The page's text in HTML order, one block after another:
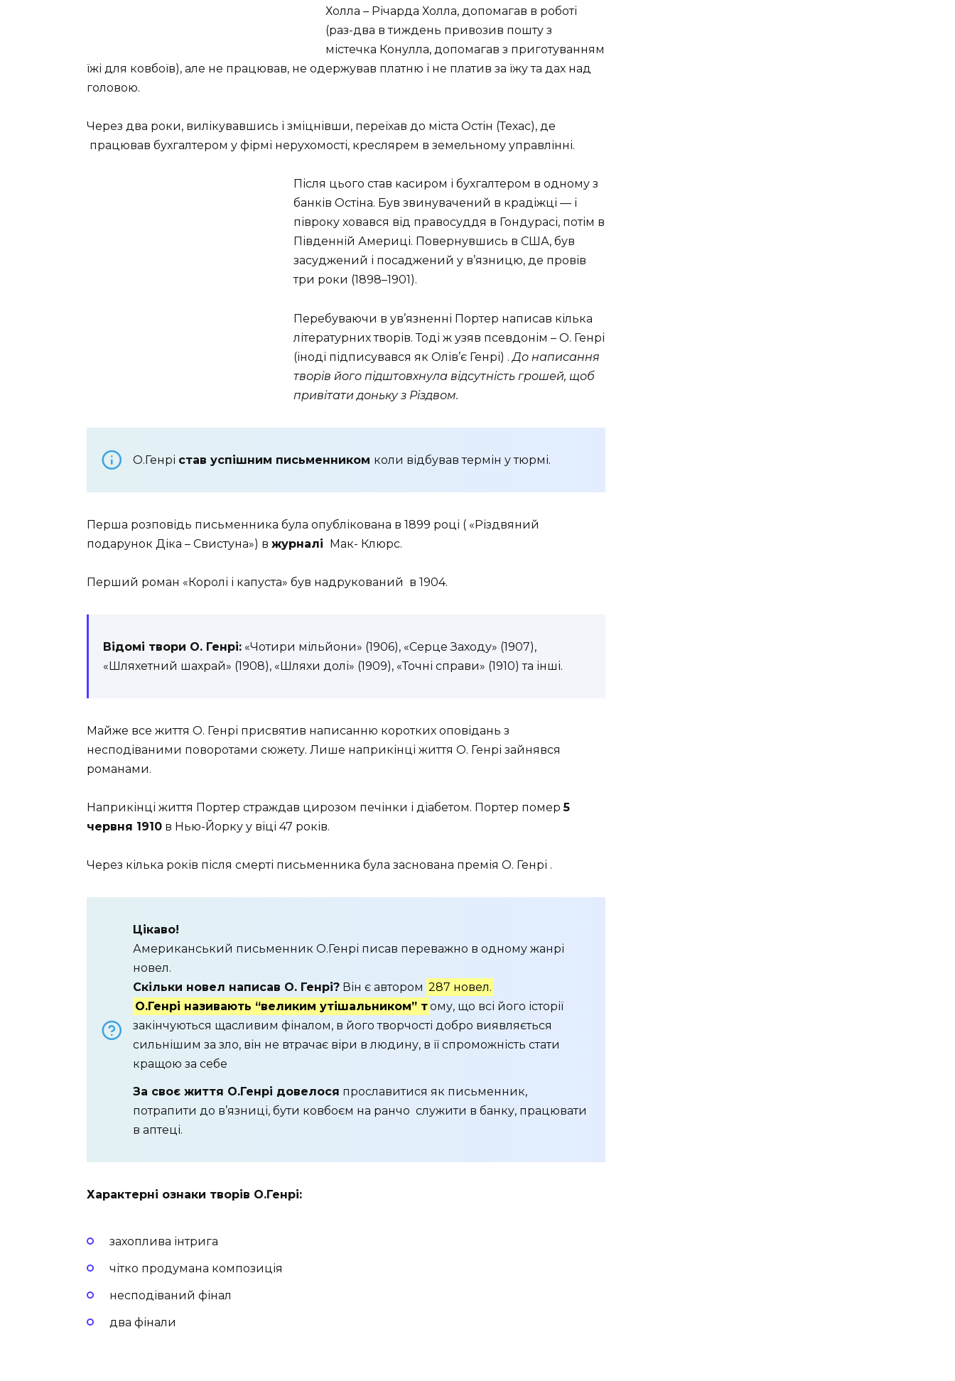
Холла – Річарда Холла, допомагав в роботі
(раз-два в тиждень привозив пошту з
містечка Конулла, допомагав з приготуванням
їжі для ковбоїв), але не працював, не одержував платню і не платив за їжу та дах над
головою.
Через два роки, вилікувавшись і зміцнівши, переїхав до міста Остін (Техас), де
працював бухгалтером у фірмі нерухомості, креслярем в земельному управлінні.
Після цього став касиром і бухгалтером в одному з
банків Остіна. Був звинувачений в крадіжці — і
півроку ховався від правосуддя в Гондурасі, потім в
Південній Америці. Повернувшись в США, був
засуджений і посаджений у в’язницю, де провів
три роки (1898–1901).
Перебуваючи в ув’язненні Портер написав кілька
літературних творів. Тоді ж узяв псевдонім – О. Генрі
(іноді підписувався як Олів’є Генрі) . До написання
творів його підштовхнула відсутність грошей, щоб
привітати доньку з Різдвом.
О.Генрі став успішним письменником коли відбував термін у тюрмі.
Перша розповідь письменника була опублікована в 1899 році ( «Різдвяний
подарунок Діка – Свистуна») в журналі Мак- Клюрс.
Перший роман «Королі і капуста» був надрукований в 1904.
Відомі твори О. Генрі: «Чотири мільйони» (1906), «Серце Заходу» (1907),
«Шляхетний шахрай» (1908), «Шляхи долі» (1909), «Точні справи» (1910) та інші.
Майже все життя О. Генрі присвятив написанню коротких оповідань з
несподіваними поворотами сюжету. Лише наприкінці життя О. Генрі зайнявся
романами.
Наприкінці життя Портер страждав цирозом печінки і діабетом. Портер помер5
червня 1910 в Нью-Йорку у віці 47 років.
Через кілька років після смерті письменника була заснована премія О. Генрі .
Цікаво!
Американський письменник О.Генрі писав переважно в одному жанрі
новел.
Скільки новел написав О. Генрі? Він є автором 287 новел.
О.Генрі називають “великим утішальником” тому, що всі його історії
закінчуються щасливим фіналом, в його творчості добро виявляється
сильнішим за зло, він не втрачає віри в людину, в її спроможність стати
кращою за себе
За своє життя О.Генрі довелося прославитися як письменник,
потрапити до в’язниці, бути ковбоєм на ранчо служити в банку, працювати
в аптеці.
Характерні ознаки творів О.Генрі:
захоплива інтрига
чітко продумана композиція
несподіваний фінал
два фінали